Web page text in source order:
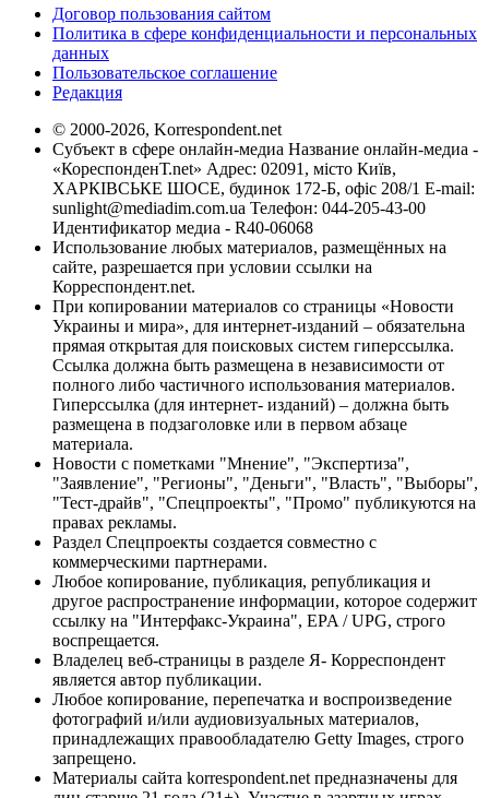
Договор пользования сайтом
Политика в сфере конфиденциальности и персональных
данных
Пользовательское соглашение
Редакция
© 2000-2026, Korrespondent.net
Субъект в сфере онлайн-медиа Название онлайн-медиа -
«КореспонденТ.net» Адрес: 02091, місто Київ,
ХАРКІВСЬКЕ ШОСЕ, будинок 172-Б, офіс 208/1 E-mail:
sunlight@mediadim.com.ua Телефон: 044-205-43-00
Идентификатор медиа - R40-06068
Использование любых материалов, размещённых на
сайте, разрешается при условии ссылки на
Корреспондент.net.
При копировании материалов со страницы «Новости
Украины и мира», для интернет-изданий – обязательна
прямая открытая для поисковых систем гиперссылка.
Ссылка должна быть размещена в независимости от
полного либо частичного использования материалов.
Гиперссылка (для интернет- изданий) – должна быть
размещена в подзаголовке или в первом абзаце
материала.
Новости с пометками "Мнение", "Экспертиза",
"Заявление", "Регионы", "Деньги", "Власть", "Выборы",
"Тест-драйв", "Спецпроекты", "Промо" публикуются на
правах рекламы.
Раздел Спецпроекты создается совместно с
коммерческими партнерами.
Любое копирование, публикация, републикация и
другое распространение информации, которое содержит
ссылку на "Интерфакс-Украина", EPA / UPG, строго
воспрещается.
Владелец веб-страницы в разделе Я- Корреспондент
является автор публикации.
Любое копирование, перепечатка и воспроизведение
фотографий и/или аудиовизуальных материалов,
принадлежащих правообладателю Getty Images, строго
запрещено.
Материалы сайта korrespondent.net предназначены для